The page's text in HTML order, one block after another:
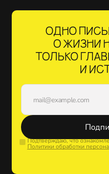
ОДНО
О ЖИЗНИ
ТОЛЬКО
И
Подтверждаю, что
Политики обработки